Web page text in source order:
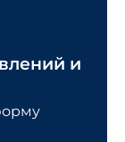
и